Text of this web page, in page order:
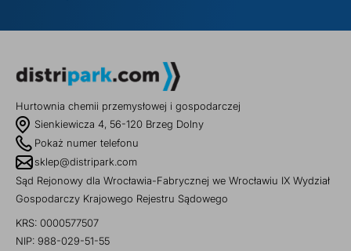
Hurtownia chemii przemysłowej i gospodarczej
Sienkiewicza 4, 56-120 Brzeg Dolny
Pokaż numer telefonu
sklep@distripark.com
Sąd Rejonowy dla Wrocławia-Fabrycznej we Wrocławiu IX Wydział
Gospodarczy Krajowego Rejestru Sądowego
KRS: 0000577507
NIP: 988-029-51-55